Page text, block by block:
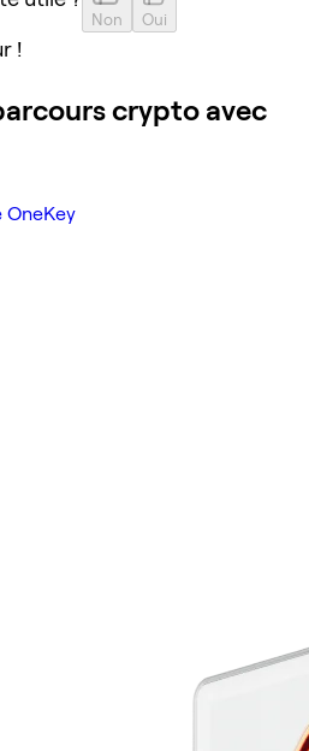
Non Oui
!
crypto avec